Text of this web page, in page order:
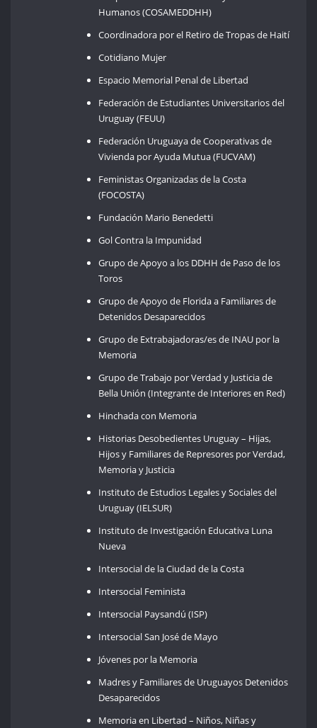
Humanos (COSAMEDDHH)
Coordinadora por el Retiro de Tropas de Haití
Cotidiano Mujer
Espacio Memorial Penal de Libertad
Federación de Estudiantes Universitarios del
Uruguay (FEUU)
Federación Uruguaya de Cooperativas de
Vivienda por Ayuda Mutua (FUCVAM)
Feministas Organizadas de la Costa
(FOCOSTA)
Fundación Mario Benedetti
Gol Contra la Impunidad
Grupo de Apoyo a los DDHH de Paso de los
Toros
Grupo de Apoyo de Florida a Familiares de
Detenidos Desaparecidos
Grupo de Extrabajadoras/es de INAU por la
Memoria
Grupo de Trabajo por Verdad y Justicia de
Bella Unión (Integrante de Interiores en Red)
Hinchada con Memoria
Historias Desobedientes Uruguay – Hijas,
Hijos y Familiares de Represores por Verdad,
Memoria y Justicia
Instituto de Estudios Legales y Sociales del
Uruguay (IELSUR)
Instituto de Investigación Educativa Luna
Nueva
Intersocial de la Ciudad de la Costa
Intersocial Feminista
Intersocial Paysandú (ISP)
Intersocial San José de Mayo
Jóvenes por la Memoria
Madres y Familiares de Uruguayos Detenidos
Desaparecidos
Memoria en Libertad – Niños, Niñas y